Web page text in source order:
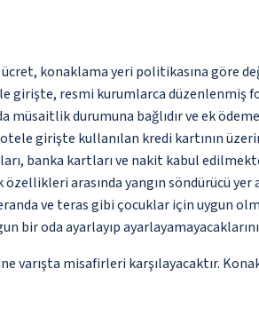
konaklama yeri politikasına göre
girişte, resmi kurumlarca düzenlenmiş
müsaitlik durumuna bağlıdır ve ek
girişte kullanılan kredi kartının
banka kartları ve nakit kabul
arasında yangın söndürücü yer
ve teras gibi çocuklar için uygun
bir oda ayarlayıp
varışta misafirleri karşılayacaktır.